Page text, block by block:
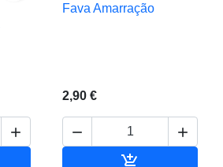

Fava Amarração
2,90 €
 
